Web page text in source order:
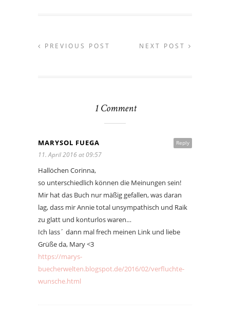
PREVIOUS POST NEXT POST
1 Comment
Reply
MARYSOL FUEGA
11. April 2016 at 09:57
Hallöchen Corinna,
so unterschiedlich können die Meinungen sein!
Mir hat das Buch nur mäßig gefallen, was daran
lag, dass mir Annie total unsympathisch und Raik
zu glatt und konturlos waren…
Ich lass´ dann mal frech meinen Link und liebe
Grüße da, Mary <3
https://marys-
buecherwelten.blogspot.de/2016/02/verfluchte-
wunsche.html